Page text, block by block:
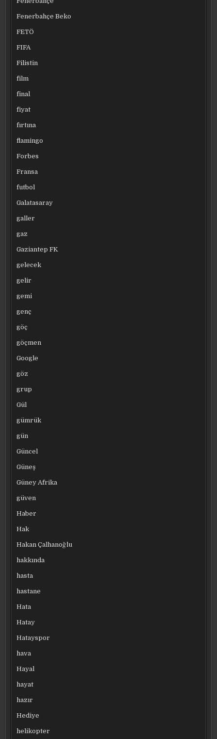
Fenerbahçe Beko
FETÖ
FIFA
Filistin
film
final
fiyat
fırtına
flamingo
Forbes
Fransa
futbol
Galatasaray
galler
gaz
Gaziantep FK
gelecek
gelir
gemi
genç
göç
göçmen
Google
göz
grup
Gül
gümrük
gün
Güncel
Güneş
Güney Afrika
güven
Haber
Hak
Hakan Çalhanoğlu
hakkında
hasta
hastane
Hata
Hatay
Hatayspor
hava
Hayal
hayat
hazır
Hediye
helikopter